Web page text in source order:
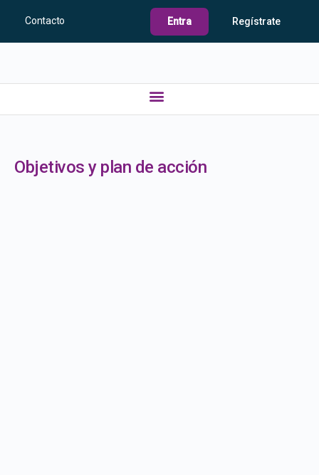
Contacto Entra Regístrate
Objetivos y plan de acción